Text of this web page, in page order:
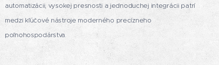
automatizácii, vysokej presnosti a jednoduchej integrácii patrí
medzi kľúčové nástroje moderného precízneho
poľnohospodárstva.